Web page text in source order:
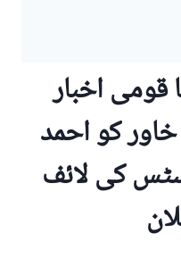
اخبار
خاور کو احمد
کی لائف